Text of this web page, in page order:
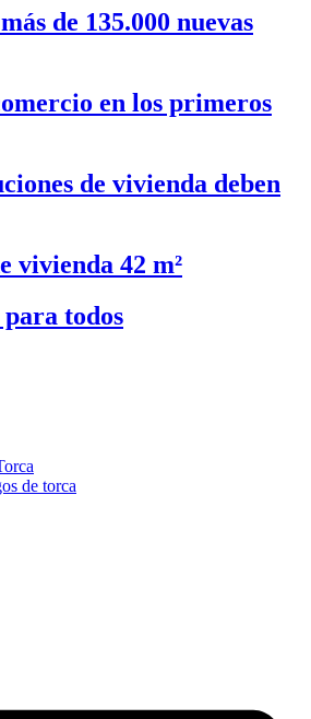
de 135.000 nuevas
en los primeros
de vivienda deben
vivienda 42 m²
todos
de torca